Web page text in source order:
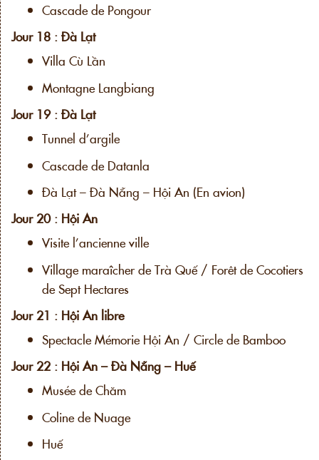
Cascade de Pongour
Jour 18 : Đà Lạt
Villa Cù Lần
Montagne Langbiang
Jour 19 : Đà Lạt
Tunnel d’argile
Cascade de Datanla
Đà Lạt – Đà Nẵng – Hội An (En avion)
Jour 20 : Hội An
Visite l’ancienne ville
Village maraîcher de Trà Quế / Forêt de Cocotiers
de Sept Hectares
Jour 21 : Hội An libre
Spectacle Mémorie Hội An / Circle de Bamboo
Jour 22 : Hội An – Đà Nẵng – Huế
Musée de Chăm
Coline de Nuage
Huế